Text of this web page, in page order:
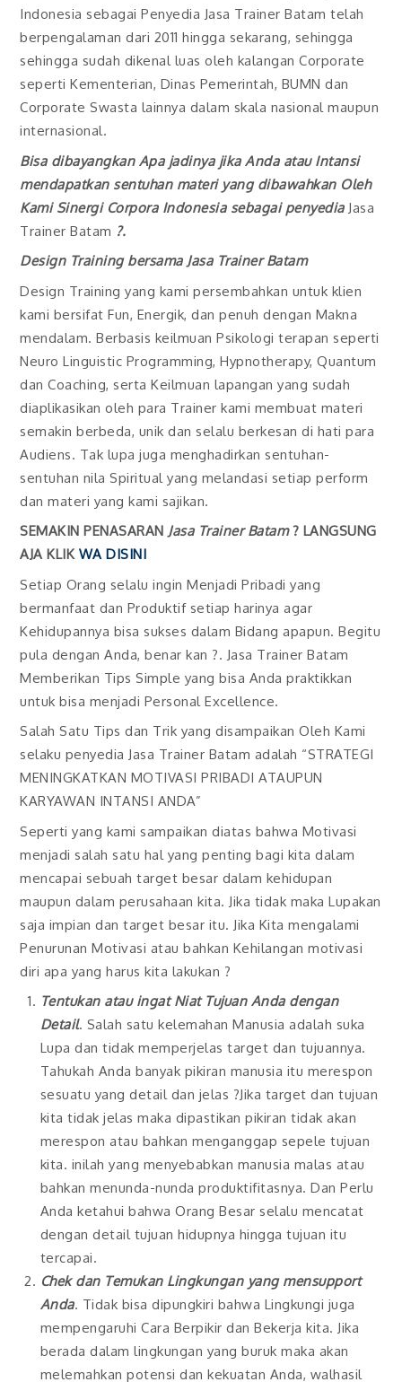
Indonesia sebagai Penyedia Jasa Trainer Batam telah
berpengalaman dari 2011 hingga sekarang, sehingga
sehingga sudah dikenal luas oleh kalangan Corporate
seperti Kementerian, Dinas Pemerintah, BUMN dan
Corporate Swasta lainnya dalam skala nasional maupun
internasional.
Bisa dibayangkan Apa jadinya jika Anda atau Intansi
mendapatkan sentuhan materi yang dibawahkan Oleh
Kami Sinergi Corpora Indonesia sebagai penyedia Jasa
Trainer Batam ?.
Design Training bersama Jasa Trainer Batam
Design Training yang kami persembahkan untuk klien
kami bersifat Fun, Energik, dan penuh dengan Makna
mendalam. Berbasis keilmuan Psikologi terapan seperti
Neuro Linguistic Programming, Hypnotherapy, Quantum
dan Coaching, serta Keilmuan lapangan yang sudah
diaplikasikan oleh para Trainer kami membuat materi
semakin berbeda, unik dan selalu berkesan di hati para
Audiens. Tak lupa juga menghadirkan sentuhan-
sentuhan nila Spiritual yang melandasi setiap perform
dan materi yang kami sajikan.
SEMAKIN PENASARAN Jasa Trainer Batam ? LANGSUNG
AJA KLIK WA DISINI
Setiap Orang selalu ingin Menjadi Pribadi yang
bermanfaat dan Produktif setiap harinya agar
Kehidupannya bisa sukses dalam Bidang apapun. Begitu
pula dengan Anda, benar kan ?. Jasa Trainer Batam
Memberikan Tips Simple yang bisa Anda praktikkan
untuk bisa menjadi Personal Excellence.
Salah Satu Tips dan Trik yang disampaikan Oleh Kami
selaku penyedia Jasa Trainer Batam adalah “STRATEGI
MENINGKATKAN MOTIVASI PRIBADI ATAUPUN
KARYAWAN INTANSI ANDA”
Seperti yang kami sampaikan diatas bahwa Motivasi
menjadi salah satu hal yang penting bagi kita dalam
mencapai sebuah target besar dalam kehidupan
maupun dalam perusahaan kita. Jika tidak maka Lupakan
saja impian dan target besar itu. Jika Kita mengalami
Penurunan Motivasi atau bahkan Kehilangan motivasi
diri apa yang harus kita lakukan ?
Tentukan atau ingat Niat Tujuan Anda dengan
Detail. Salah satu kelemahan Manusia adalah suka
Lupa dan tidak memperjelas target dan tujuannya.
Tahukah Anda banyak pikiran manusia itu merespon
sesuatu yang detail dan jelas ?Jika target dan tujuan
kita tidak jelas maka dipastikan pikiran tidak akan
merespon atau bahkan menganggap sepele tujuan
kita. inilah yang menyebabkan manusia malas atau
bahkan menunda-nunda produktifitasnya. Dan Perlu
Anda ketahui bahwa Orang Besar selalu mencatat
dengan detail tujuan hidupnya hingga tujuan itu
tercapai.
Chek dan Temukan Lingkungan yang mensupport
Anda. Tidak bisa dipungkiri bahwa Lingkungi juga
mempengaruhi Cara Berpikir dan Bekerja kita. Jika
berada dalam lingkungan yang buruk maka akan
melemahkan potensi dan kekuatan Anda, walhasil